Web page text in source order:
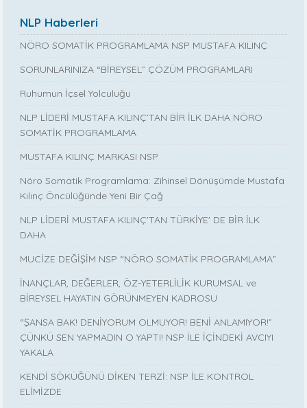
NLP Haberleri
NÖRO SOMATİK PROGRAMLAMA NSP MUSTAFA KILINÇ
SORUNLARINIZA “BİREYSEL” ÇÖZÜM PROGRAMLARI
Ruhumun İçsel Yolculuğu
NLP LİDERİ MUSTAFA KILINÇ’TAN BİR İLK DAHA NÖRO
SOMATİK PROGRAMLAMA
MUSTAFA KILINÇ MARKASI NSP
Nöro Somatik Programlama: Zihinsel Dönüşümde Mustafa
Kılınç Öncülüğünde Yeni Bir Çağ
NLP LİDERİ MUSTAFA KILINÇ'TAN TÜRKİYE' DE BİR İLK
DAHA
MUCİZE DEĞİŞİM NSP “NÖRO SOMATİK PROGRAMLAMA”
İNANÇLAR, DEĞERLER, ÖZ-YETERLİLİK KURUMSAL ve
BİREYSEL HAYATIN GÖRÜNMEYEN KADROSU
“ŞANSA BAK! DENİYORUM OLMUYOR! BENİ ANLAMIYOR!”
ÇÜNKÜ SEN YAPMADIN O YAPTI! NSP İLE İÇİNDEKİ AVCIYI
YAKALA
KENDİ SÖKÜĞÜNÜ DİKEN TERZİ: NSP İLE KONTROL
ELİMİZDE